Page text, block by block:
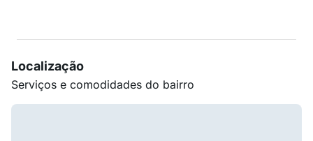
Localização
Serviços e comodidades do bairro